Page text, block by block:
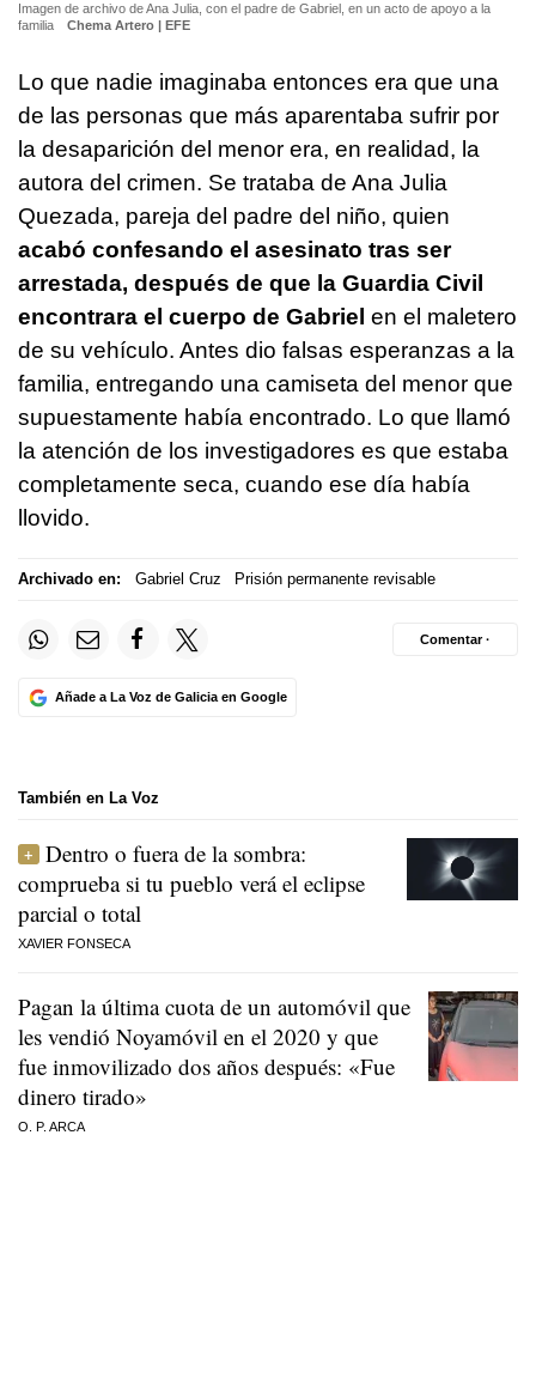
Imagen de archivo de Ana Julia, con el padre de Gabriel, en un acto de apoyo a la
familia
Chema Artero | EFE
Lo que nadie imaginaba entonces era que una
de las personas que más aparentaba sufrir por
la desaparición del menor era, en realidad, la
autora del crimen. Se trataba de Ana Julia
Quezada, pareja del padre del niño, quien
acabó confesando el asesinato tras ser
arrestada, después de que la Guardia Civil
encontrara el cuerpo de Gabriel en el maletero
de su vehículo. Antes dio falsas esperanzas a la
familia, entregando una camiseta del menor que
supuestamente había encontrado. Lo que llamó
la atención de los investigadores es que estaba
completamente seca, cuando ese día había
llovido.
Archivado en: Gabriel Cruz Prisión permanente revisable
Añade a La Voz de Galicia en Google
Comentar ·
También en La Voz
Dentro o fuera de la sombra:
comprueba si tu pueblo verá el eclipse
parcial o total
XAVIER FONSECA
Pagan la última cuota de un automóvil que
les vendió Noyamóvil en el 2020 y que
fue inmovilizado dos años después: «Fue
dinero tirado»
O. P. ARCA